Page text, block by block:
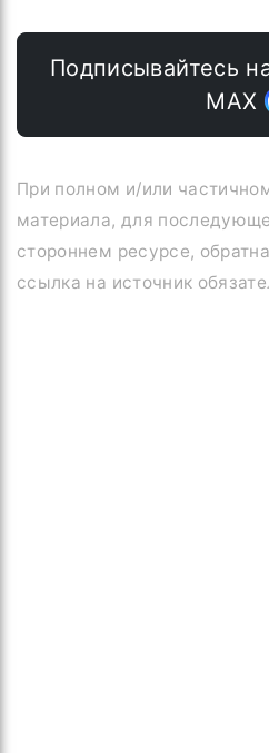
Подписывайтесь
МАХ
При полном и/или
материала, для
стороннем ресурсе,
ссылка на источник